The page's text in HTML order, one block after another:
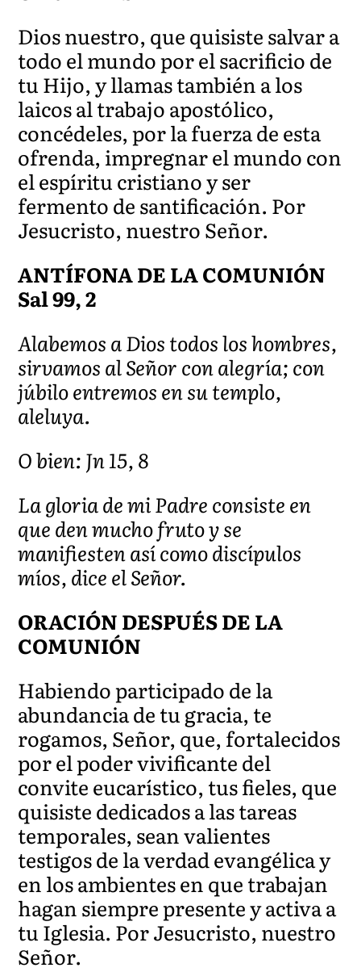
Dios nuestro, que quisiste salvar a
todo el mundo por el sacrificio de
tu Hijo, y llamas también a los
laicos al trabajo apostólico,
concédeles, por la fuerza de esta
ofrenda, impregnar el mundo con
el espíritu cristiano y ser
fermento de santificación. Por
Jesucristo, nuestro Señor.
ANTÍFONA DE LA COMUNIÓN
Sal 99, 2
Alabemos a Dios todos los hombres,
sirvamos al Señor con alegría; con
júbilo entremos en su templo,
aleluya.
O bien: Jn 15, 8
La gloria de mi Padre consiste en
que den mucho fruto y se
manifiesten así como discípulos
míos, dice el Señor.
ORACIÓN DESPUÉS DE LA
COMUNIÓN
Habiendo participado de la
abundancia de tu gracia, te
rogamos, Señor, que, fortalecidos
por el poder vivificante del
convite eucarístico, tus fieles, que
quisiste dedicados a las tareas
temporales, sean valientes
testigos de la verdad evangélica y
en los ambientes en que trabajan
hagan siempre presente y activa a
tu Iglesia. Por Jesucristo, nuestro
Señor.